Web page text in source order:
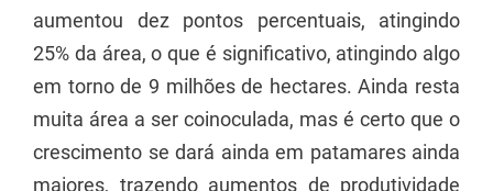
aumentou dez pontos percentuais, atingindo
25% da área, o que é significativo, atingindo algo
em torno de 9 milhões de hectares. Ainda resta
muita área a ser coinoculada, mas é certo que o
crescimento se dará ainda em patamares ainda
maiores, trazendo aumentos de produtividade